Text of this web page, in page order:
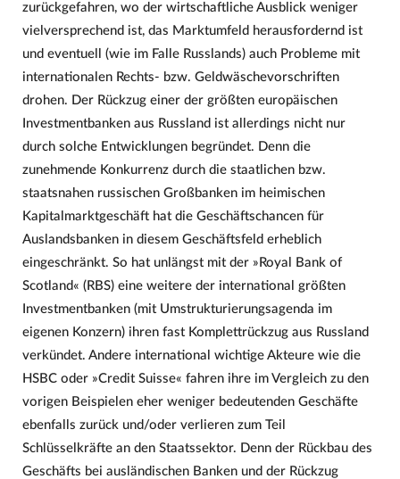
zurückgefahren, wo der wirtschaftliche Ausblick weniger
vielversprechend ist, das Marktumfeld herausfordernd ist
und eventuell (wie im Falle Russlands) auch Probleme mit
internationalen Rechts- bzw. Geldwäschevorschriften
drohen. Der Rückzug einer der größten europäischen
Investmentbanken aus Russland ist allerdings nicht nur
durch solche Entwicklungen begründet. Denn die
zunehmende Konkurrenz durch die staatlichen bzw.
staatsnahen russischen Großbanken im heimischen
Kapitalmarktgeschäft hat die Geschäftschancen für
Auslandsbanken in diesem Geschäftsfeld erheblich
eingeschränkt. So hat unlängst mit der »Royal Bank of
Scotland« (RBS) eine weitere der international größten
Investmentbanken (mit Umstrukturierungsagenda im
eigenen Konzern) ihren fast Komplettrückzug aus Russland
verkündet. Andere international wichtige Akteure wie die
HSBC oder »Credit Suisse« fahren ihre im Vergleich zu den
vorigen Beispielen eher weniger bedeutenden Geschäfte
ebenfalls zurück und/oder verlieren zum Teil
Schlüsselkräfte an den Staatssektor. Denn der Rückbau des
Geschäfts bei ausländischen Banken und der Rückzug